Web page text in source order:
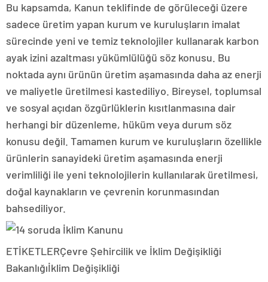
Bu kapsamda, Kanun teklifinde de görüleceği üzere
sadece üretim yapan kurum ve kuruluşların imalat
sürecinde yeni ve temiz teknolojiler kullanarak karbon
ayak izini azaltması yükümlülüğü söz konusu. Bu
noktada aynı ürünün üretim aşamasında daha az enerji
ve maliyetle üretilmesi kastediliyo. Bireysel, toplumsal
ve sosyal açıdan özgürlüklerin kısıtlanmasına dair
herhangi bir düzenleme, hüküm veya durum söz
konusu değil. Tamamen kurum ve kuruluşların özellikle
ürünlerin sanayideki üretim aşamasında enerji
verimliliği ile yeni teknolojilerin kullanılarak üretilmesi,
doğal kaynakların ve çevrenin korunmasından
bahsediliyor.
ETİKETLERÇevre Şehircilik ve İklim Değişikliği
Bakanlığıİklim Değişikliği